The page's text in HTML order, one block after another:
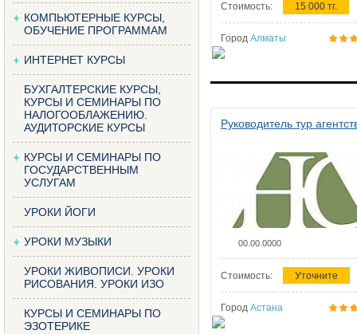
КОМПЬЮТЕРНЫЕ КУРСЫ,
ОБУЧЕНИЕ ПРОГРАММАМ
ИНТЕРНЕТ КУРСЫ
БУХГАЛТЕРСКИЕ КУРСЫ,
КУРСЫ И СЕМИНАРЫ ПО
НАЛОГООБЛАЖЕНИЮ.
АУДИТОРСКИЕ КУРСЫ
КУРСЫ И СЕМИНАРЫ ПО
ГОСУДАРСТВЕННЫМ
УСЛУГАМ
УРОКИ ЙОГИ
УРОКИ МУЗЫКИ
УРОКИ ЖИВОПИСИ. УРОКИ
РИСОВАНИЯ. УРОКИ ИЗО
КУРСЫ И СЕМИНАРЫ ПО
ЭЗОТЕРИКЕ
Стоимость: 15 000 тг.
Город Алматы
Руководитель тур
00.00.0000
Стоимость: Уточните
Город Астана